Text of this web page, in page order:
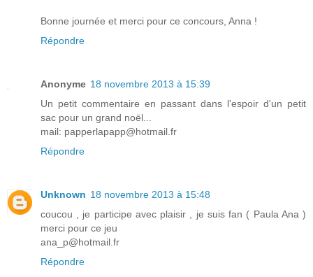
Bonne journée et merci pour ce concours, Anna !
Répondre
Anonyme 18 novembre 2013 à 15:39
Un petit commentaire en passant dans l'espoir d'un petit
sac pour un grand noël...
mail: papperlapapp@hotmail.fr
Répondre
Unknown 18 novembre 2013 à 15:48
coucou , je participe avec plaisir , je suis fan ( Paula Ana )
merci pour ce jeu
ana_p@hotmail.fr
Répondre